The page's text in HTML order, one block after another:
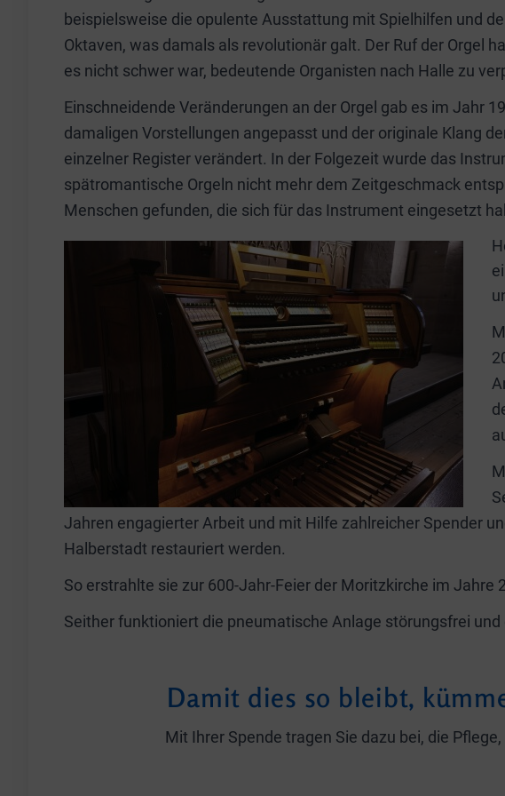
beispielsweise die opulente Ausstattung mit Spielhilfen und
Oktaven, was damals als revolutionär galt. Der Ruf der Orgel
es nicht schwer war, bedeutende Organisten nach Halle zu
Einschneidende Veränderungen an der Orgel gab es im Jahr
damaligen Vorstellungen angepasst und der originale Klang
einzelner Register verändert. In der Folgezeit wurde das
spätromantische Orgeln nicht mehr dem Zeitgeschmack
Menschen gefunden, die sich für das Instrument eingesetzt
Jahren engagierter Arbeit und mit Hilfe zahlreicher Spender
Halberstadt restauriert werden.
So erstrahlte sie zur 600-Jahr-Feier der Moritzkirche im Jahre
Seither funktioniert die pneumatische Anlage störungsfrei
Damit dies so bleibt,
Mit Ihrer Spende tragen Sie dazu bei, die